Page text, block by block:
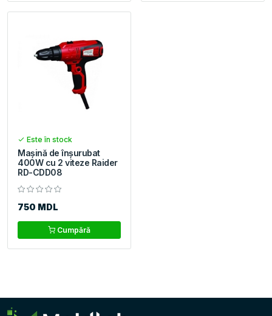
Este în stock
Mașină de înșurubat
400W cu 2 viteze Raider
RD-CDD08
750 MDL
Cumpără